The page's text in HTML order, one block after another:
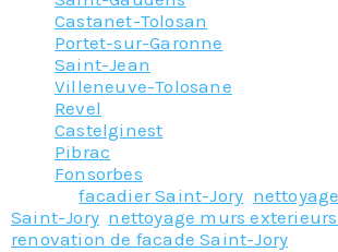
Castanet-Tolosan
Portet-sur-Garonne
Saint-Jean
Villeneuve-Tolosane
Revel
Castelginest
Pibrac
Fonsorbes
Taggedfacadier Saint-Jory
Saint-Jory nettoyage murs
renovation de facade Saint-Jory